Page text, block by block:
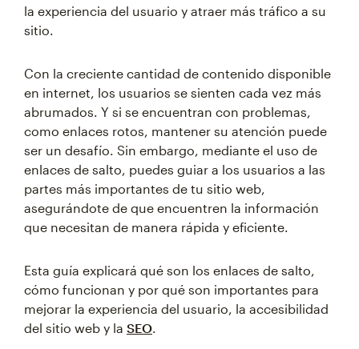
la experiencia del usuario y atraer más tráfico a su
sitio.
Con la creciente cantidad de contenido disponible
en internet, los usuarios se sienten cada vez más
abrumados. Y si se encuentran con problemas,
como enlaces rotos, mantener su atención puede
ser un desafío. Sin embargo, mediante el uso de
enlaces de salto, puedes guiar a los usuarios a las
partes más importantes de tu sitio web,
asegurándote de que encuentren la información
que necesitan de manera rápida y eficiente.
Esta guía explicará qué son los enlaces de salto,
cómo funcionan y por qué son importantes para
mejorar la experiencia del usuario, la accesibilidad
del sitio web y la SEO.